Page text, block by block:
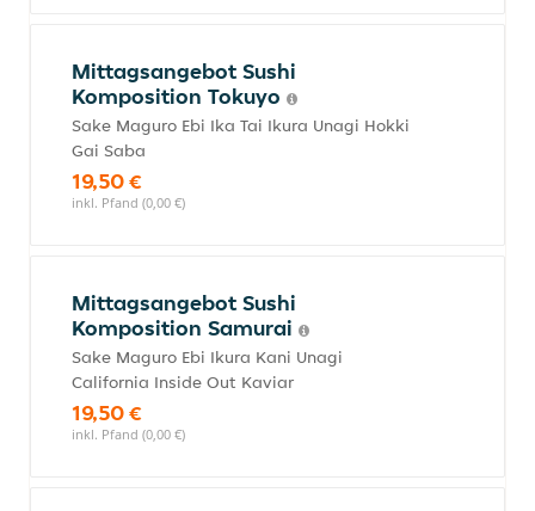
Mittagsangebot Sushi
Komposition Tokuyo
Sake Maguro Ebi Ika Tai Ikura Unagi Hokki
Gai Saba
19,50 €
inkl. Pfand (0,00 €)
Mittagsangebot Sushi
Komposition Samurai
Sake Maguro Ebi Ikura Kani Unagi
California Inside Out Kaviar
19,50 €
inkl. Pfand (0,00 €)